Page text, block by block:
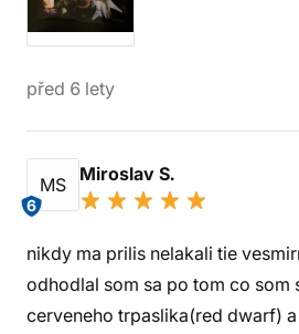
před 6 lety
MS
6
Miroslav S.
nikdy ma prilis nelakali tie
odhodlal som sa po tom co som
cerveneho trpaslika(red dwarf)